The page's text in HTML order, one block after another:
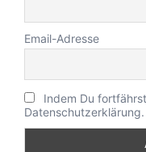
Email-Adresse
Indem Du
Datenschutzerklärung.